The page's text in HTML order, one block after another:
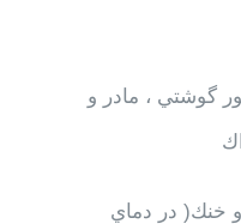
گوشتي ، مادر و
خنك( در دماي